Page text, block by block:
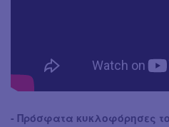
- Πρόσφατα κυκλοφόρησες